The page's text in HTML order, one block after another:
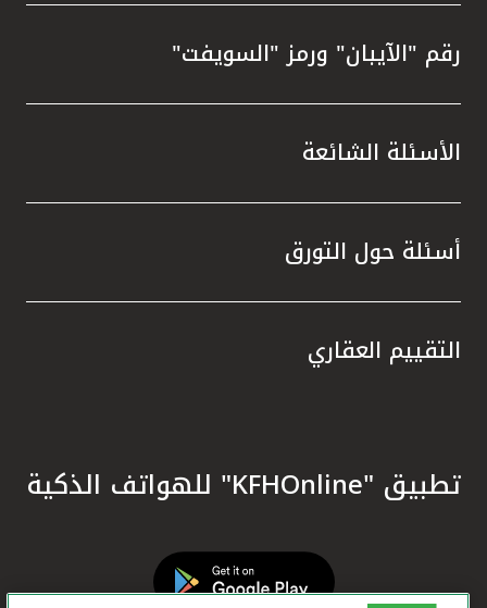
رقم "الآيبان" ورمز "السويفت"
الأسئلة الشائعة
أسئلة حول التورق
التقييم العقاري
تطبيق "KFHOnline" للهواتف الذكية